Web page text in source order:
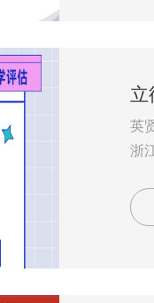
立
英
浙
培
为